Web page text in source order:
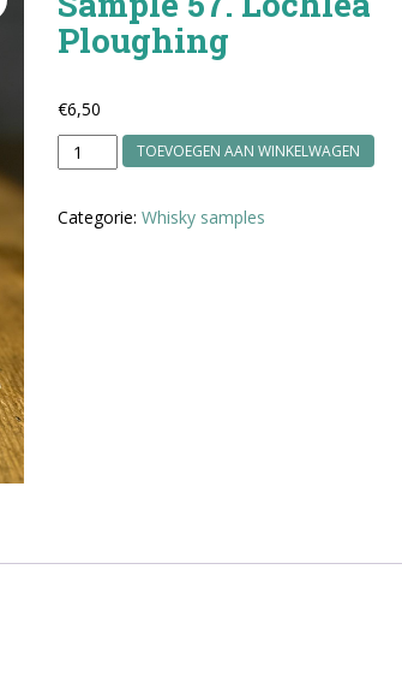
Ploughing
€6,50
Sample
57.
Ploughing
TOEVOEGEN AAN WINKELWAGEN
Categorie: Whisky samples